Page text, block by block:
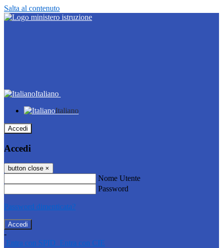
Salta al contenuto
Italiano
Italiano
Accedi
Accedi
button close ×
Nome Utente
Password
Password dimenticata?
-
Entra con SPID Entra con CIE